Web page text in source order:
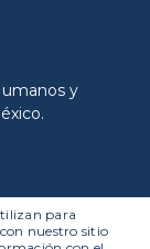
para
nuestro sitio
y